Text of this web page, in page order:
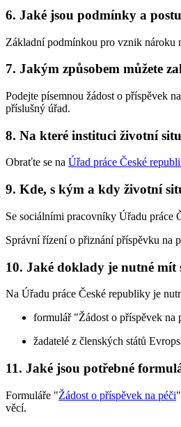
6. Jaké jsou podmínky a
Základní podmínkou pro vznik nároku
7. Jakým způsobem můžete
Podejte písemnou žádost o příspěvek
příslušný úřad.
8. Na které instituci životní
Obraťte se na Úřad práce České
9. Kde, s kým a kdy životní
Se sociálními pracovníky Úřadu práce
Správní řízení o přiznání příspěvku na
10. Jaké doklady je nutné mít
Na Úřadu práce České republiky je
formulář "Žádost o příspěvek
žadatelé z členských států
11. Jaké jsou potřebné
Formuláře "Žádost o příspěvek na péči
věcí.